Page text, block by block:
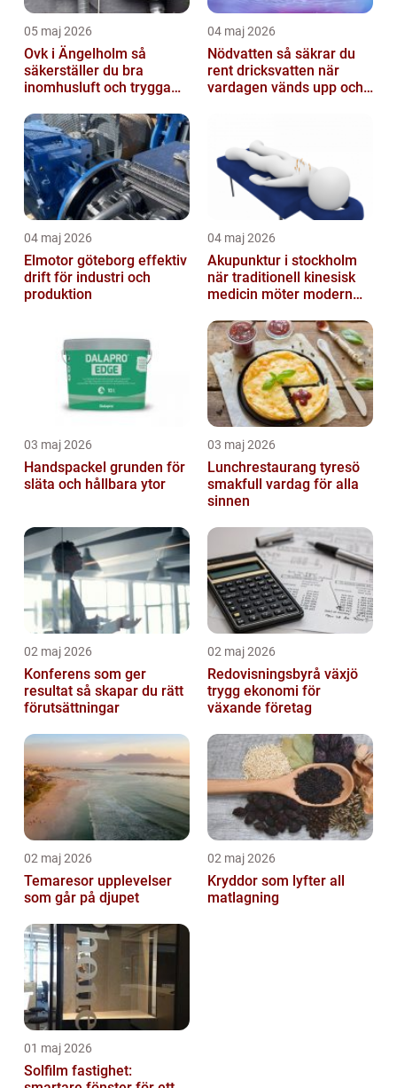
05 maj 2026
Ovk i Ängelholm så
säkerställer du bra
inomhusluft och trygga
04 maj 2026
Nödvatten så säkrar du
rent dricksvatten när
vardagen vänds upp och
04 maj 2026
Elmotor göteborg effektiv
drift för industri och
produktion
04 maj 2026
Akupunktur i stockholm
när traditionell kinesisk
medicin möter modern
03 maj 2026
Handspackel grunden för
släta och hållbara ytor
03 maj 2026
Lunchrestaurang tyresö
smakfull vardag för alla
sinnen
02 maj 2026
Konferens som ger
resultat så skapar du rätt
förutsättningar
02 maj 2026
Redovisningsbyrå växjö
trygg ekonomi för
växande företag
02 maj 2026
Temaresor upplevelser
som går på djupet
02 maj 2026
Kryddor som lyfter all
matlagning
01 maj 2026
Solfilm fastighet: